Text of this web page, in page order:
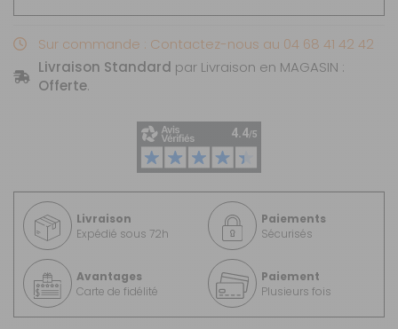
Sur commande : Contactez-nous au 04 68 41 42 42
Livraison Standard par Livraison en MAGASIN :
Offerte.
Livraison
Expédié sous 72h
Paiements
Sécurisés
Avantages
Carte de fidélité
Paiement
Plusieurs fois